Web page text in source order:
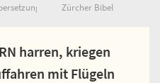
Zürcher Bibel
harren, kriegen
mit Flügeln